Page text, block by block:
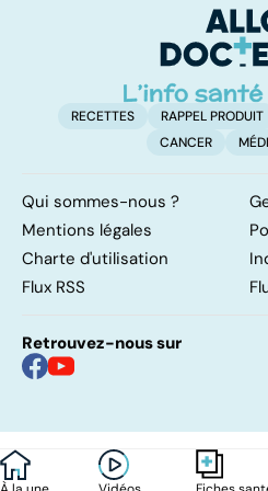
RECETTES RAPPEL PRODUIT
CANCER
Qui sommes-nous ?
Mentions légales
Charte d'utilisation
Flux RSS
Retrouvez-nous sur